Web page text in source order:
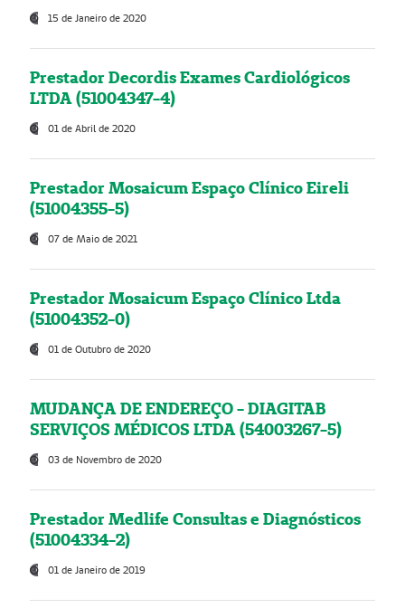
15 de Janeiro de 2020
Prestador Decordis Exames Cardiológicos
LTDA (51004347-4)
01 de Abril de 2020
Prestador Mosaicum Espaço Clínico Eireli
(51004355-5)
07 de Maio de 2021
Prestador Mosaicum Espaço Clínico Ltda
(51004352-0)
01 de Outubro de 2020
MUDANÇA DE ENDEREÇO - DIAGITAB
SERVIÇOS MÉDICOS LTDA (54003267-5)
03 de Novembro de 2020
Prestador Medlife Consultas e Diagnósticos
(51004334-2)
01 de Janeiro de 2019